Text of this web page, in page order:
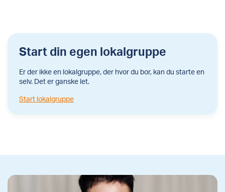
Start din egen lokalgruppe
Er der ikke en lokalgruppe, der hvor du bor, kan du starte en
selv. Det er ganske let.
Start lokalgruppe